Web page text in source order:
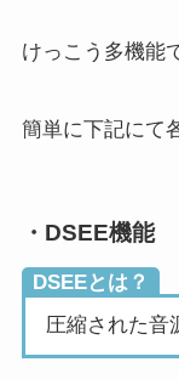
けっこう多機能
簡単に下記にて
・DSEE機能
DSEEとは？
圧縮された音